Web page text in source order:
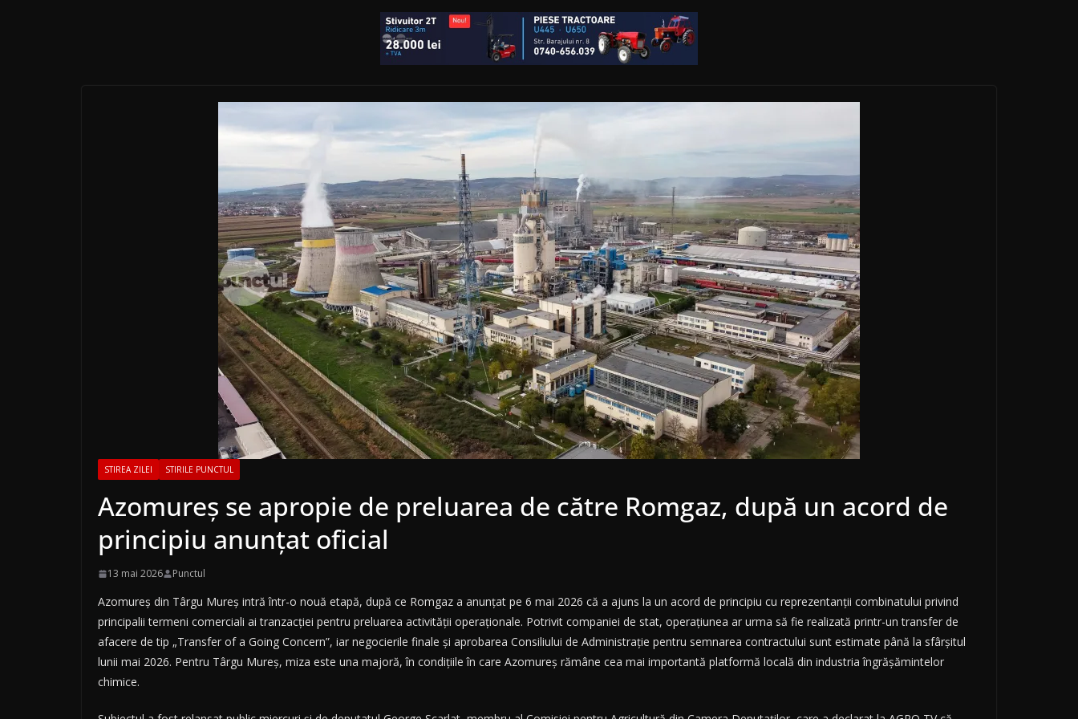
STIREA ZILEI STIRILE PUNCTUL
Azomureș se apropie de preluarea de către Romgaz, după un acord de
principiu anunțat oficial
13 mai 2026 Punctul
Azomureș din Târgu Mureș intră într-o nouă etapă, după ce Romgaz a anunțat pe 6 mai 2026 că a ajuns la un acord de principiu cu reprezentanții combinatului privind
principalii termeni comerciali ai tranzacției pentru preluarea activității operaționale. Potrivit companiei de stat, operațiunea ar urma să fie realizată printr-un transfer de
afacere de tip „Transfer of a Going Concern”, iar negocierile finale și aprobarea Consiliului de Administrație pentru semnarea contractului sunt estimate până la sfârșitul
lunii mai 2026. Pentru Târgu Mureș, miza este una majoră, în condițiile în care Azomureș rămâne cea mai importantă platformă locală din industria îngrășămintelor
chimice.